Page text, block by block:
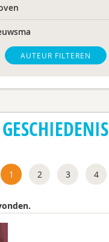
AUTEUR FILTEREN
GESCHIEDENIS
1 2 3 4